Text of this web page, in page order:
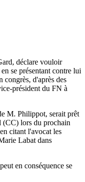
déclare vouloir
se présentant contre lui
congrès, d'après des
président du FN à
M. Philippot, serait prêt
(CC) lors du prochain
citant l'avocat les
Labat dans
en conséquence se